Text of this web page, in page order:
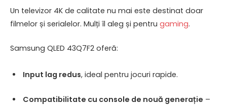
Un televizor 4K de calitate nu mai este destinat doar
filmelor și serialelor. Mulți îl aleg și pentru gaming.
Samsung QLED 43Q7F2 oferă:
Input lag redus, ideal pentru jocuri rapide.
Compatibilitate cu console de nouă generație –